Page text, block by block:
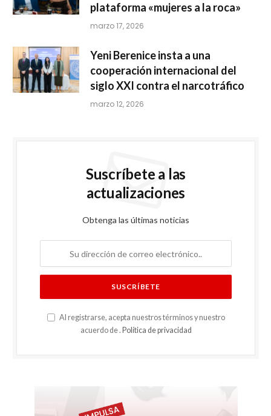
plataforma «mujeres a la roca»
marzo 17, 2026
Yeni Berenice insta a una
cooperación internacional del
siglo XXI contra el narcotráfico
marzo 12, 2026
Suscríbete a las
actualizaciones
Obtenga las últimas noticias
Al registrarse, acepta nuestros términos y nuestro
acuerdo de . Política de privacidad